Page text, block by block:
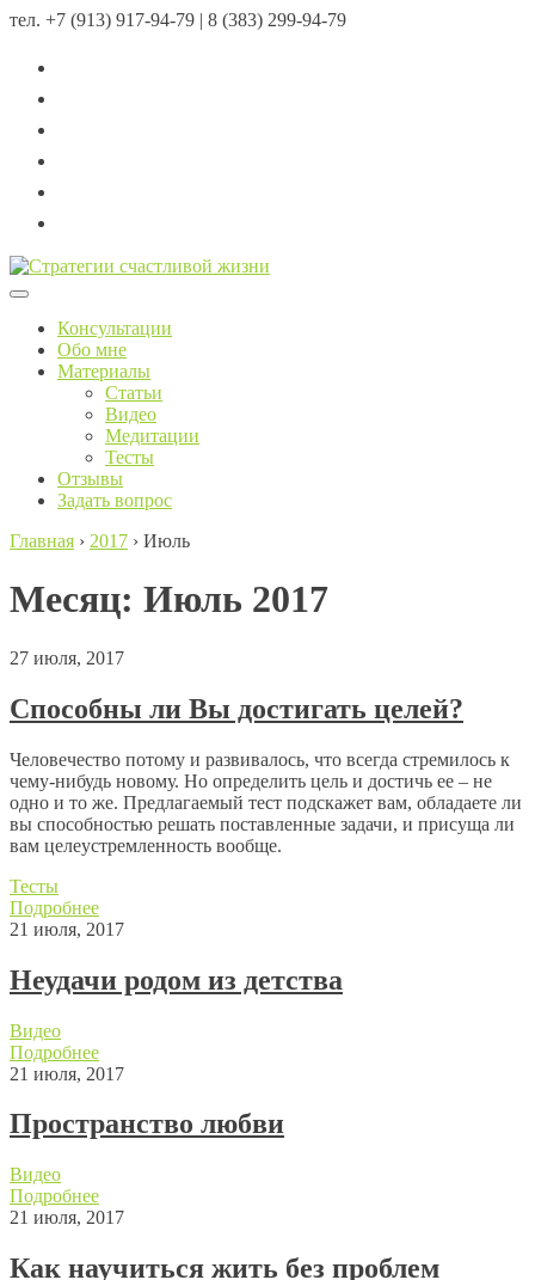
тел. +7 (913) 917-94-79 | 8 (383) 299-94-79
Menu
Консультации
Обо мне
Материалы
Статьи
Видео
Медитации
Тесты
Отзывы
Задать вопрос
Главная › 2017 › Июль
Месяц: Июль 2017
27 июля, 2017
Способны ли Вы достигать целей?
Человечество потому и развивалось, что всегда стремилось к
чему-нибудь новому. Но определить цель и достичь ее – не
одно и то же. Предлагаемый тест подскажет вам, обладаете ли
вы способностью решать поставленные задачи, и присуща ли
вам целеустремленность вообще.
Тесты
Подробнее
21 июля, 2017
Неудачи родом из детства
Видео
Подробнее
21 июля, 2017
Пространство любви
Видео
Подробнее
21 июля, 2017
Как научиться жить без проблем